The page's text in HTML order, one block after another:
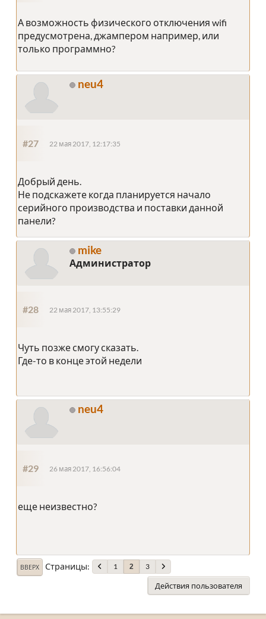
А возможность физического отключения wifi
предусмотрена, джампером например, или
только программно?
neu4
#27 22 мая 2017, 12:17:35
Добрый день.
Не подскажете когда планируется начало
серийного производства и поставки данной
панели?
mike
Администратор
#28 22 мая 2017, 13:55:29
Чуть позже смогу сказать.
Где-то в конце этой недели
neu4
#29 26 мая 2017, 16:56:04
еще неизвестно?
ВВЕРХ Страницы 1 2 3
Действия пользователя